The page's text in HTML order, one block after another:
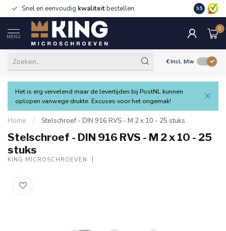
Snel en eenvoudig kwaliteitbestellen 9.5
MENU
0
€Incl. btw
Het is erg vervelend maar de levertijden bij PostNL kunnen
oplopen vanwege drukte. Excuses voor het ongemak!
Home / Stelschroef - DIN 916 RVS - M 2 x 10 - 25 stuks
Stelschroef - DIN 916 RVS - M 2 x 10 - 25
stuks
KING MICROSCHROEVEN